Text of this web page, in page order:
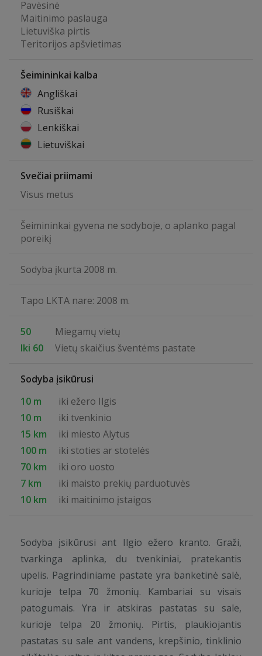
Pavėsinė
Maitinimo paslauga
Lietuviška pirtis
Teritorijos apšvietimas
Šeimininkai kalba
Angliškai
Rusiškai
Lenkiškai
Lietuviškai
Svečiai priimami
Visus metus
Šeimininkai gyvena ne sodyboje, o aplanko pagal
poreikį
Sodyba įkurta 2008 m.
Tapo LKTA nare: 2008 m.
50
Miegamų vietų
Iki 60
Vietų skaičius šventėms pastate
Sodyba įsikūrusi
10 m
iki ežero Ilgis
10 m
iki tvenkinio
15 km
iki miesto Alytus
100 m
iki stoties ar stotelės
70 km
iki oro uosto
7 km
iki maisto prekių parduotuvės
10 km
iki maitinimo įstaigos
Sodyba įsikūrusi ant Ilgio ežero kranto. Graži,
tvarkinga aplinka, du tvenkiniai, pratekantis
upelis. Pagrindiniame pastate yra banketinė salė,
kurioje telpa 70 žmonių. Kambariai su visais
patogumais. Yra ir atskiras pastatas su sale,
kurioje telpa 20 žmonių. Pirtis, plaukiojantis
pastatas su sale ant vandens, krepšinio, tinklinio